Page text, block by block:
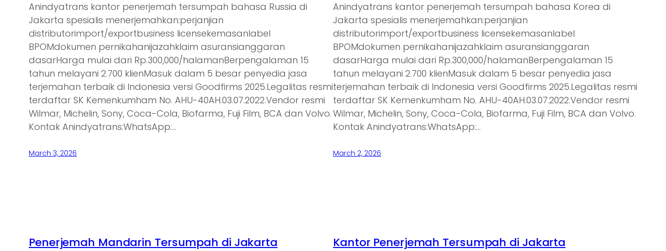
Anindyatrans kantor penerjemah tersumpah bahasa Russia di
Jakarta spesialis menerjemahkan:perjanjian
distributorimport/exportbusiness licensekemasanlabel
BPOMdokumen pernikahanijazahklaim asuransianggaran
dasarHarga mulai dari Rp.300,000/halamanBerpengalaman 15
tahun melayani 2.700 klienMasuk dalam 5 besar penyedia jasa
terjemahan terbaik di Indonesia versi Goodfirms 2025.Legalitas resmi
terdaftar SK Kemenkumham No. AHU-40AH.03.07.2022.Vendor resmi
Wilmar, Michelin, Sony, Coca-Cola, Biofarma, Fuji Film, BCA dan Volvo.
Kontak Anindyatrans:WhatsApp:…
March 3, 2026
Anindyatrans kantor penerjemah tersumpah bahasa Korea di
Jakarta spesialis menerjemahkan:perjanjian
distributorimport/exportbusiness licensekemasanlabel
BPOMdokumen pernikahanijazahklaim asuransianggaran
dasarHarga mulai dari Rp.300,000/halamanBerpengalaman 15
tahun melayani 2.700 klienMasuk dalam 5 besar penyedia jasa
terjemahan terbaik di Indonesia versi Goodfirms 2025.Legalitas resmi
terdaftar SK Kemenkumham No. AHU-40AH.03.07.2022.Vendor resmi
Wilmar, Michelin, Sony, Coca-Cola, Biofarma, Fuji Film, BCA dan Volvo.
Kontak Anindyatrans:WhatsApp:…
March 2, 2026
Penerjemah Mandarin Tersumpah di Jakarta Kantor Penerjemah Tersumpah di Jakarta